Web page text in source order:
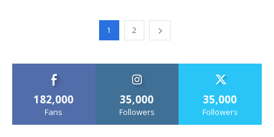
1 2
182,000
Fans
35,000
Followers
35,000
Followers